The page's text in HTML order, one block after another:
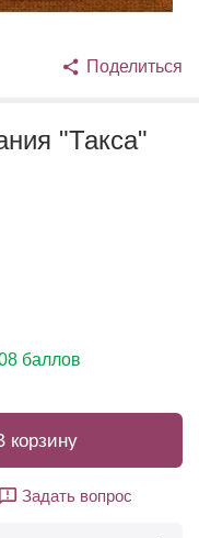
Поделиться
"Такса"
баллов
корзину
Задать вопрос